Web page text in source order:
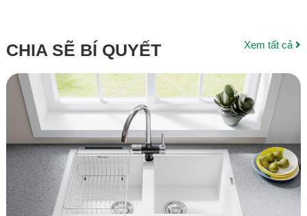
CHIA SẼ BÍ QUYẾT Xem tất cả